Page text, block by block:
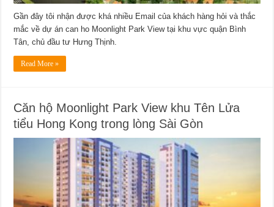
Gần đây tôi nhận được khá nhiều Email của khách hàng hỏi và thắc
mắc về dự án can ho Moonlight Park View tại khu vực quận Bình
Tân, chủ đầu tư Hưng Thịnh.
Read More »
Căn hộ Moonlight Park View khu Tên Lửa
tiểu Hong Kong trong lòng Sài Gòn